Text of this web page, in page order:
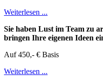
Weiterlesen ...
Sie haben Lust im Team zu
bringen Ihre eigenen Ideen
Auf 450,- € Basis
Weiterlesen ...